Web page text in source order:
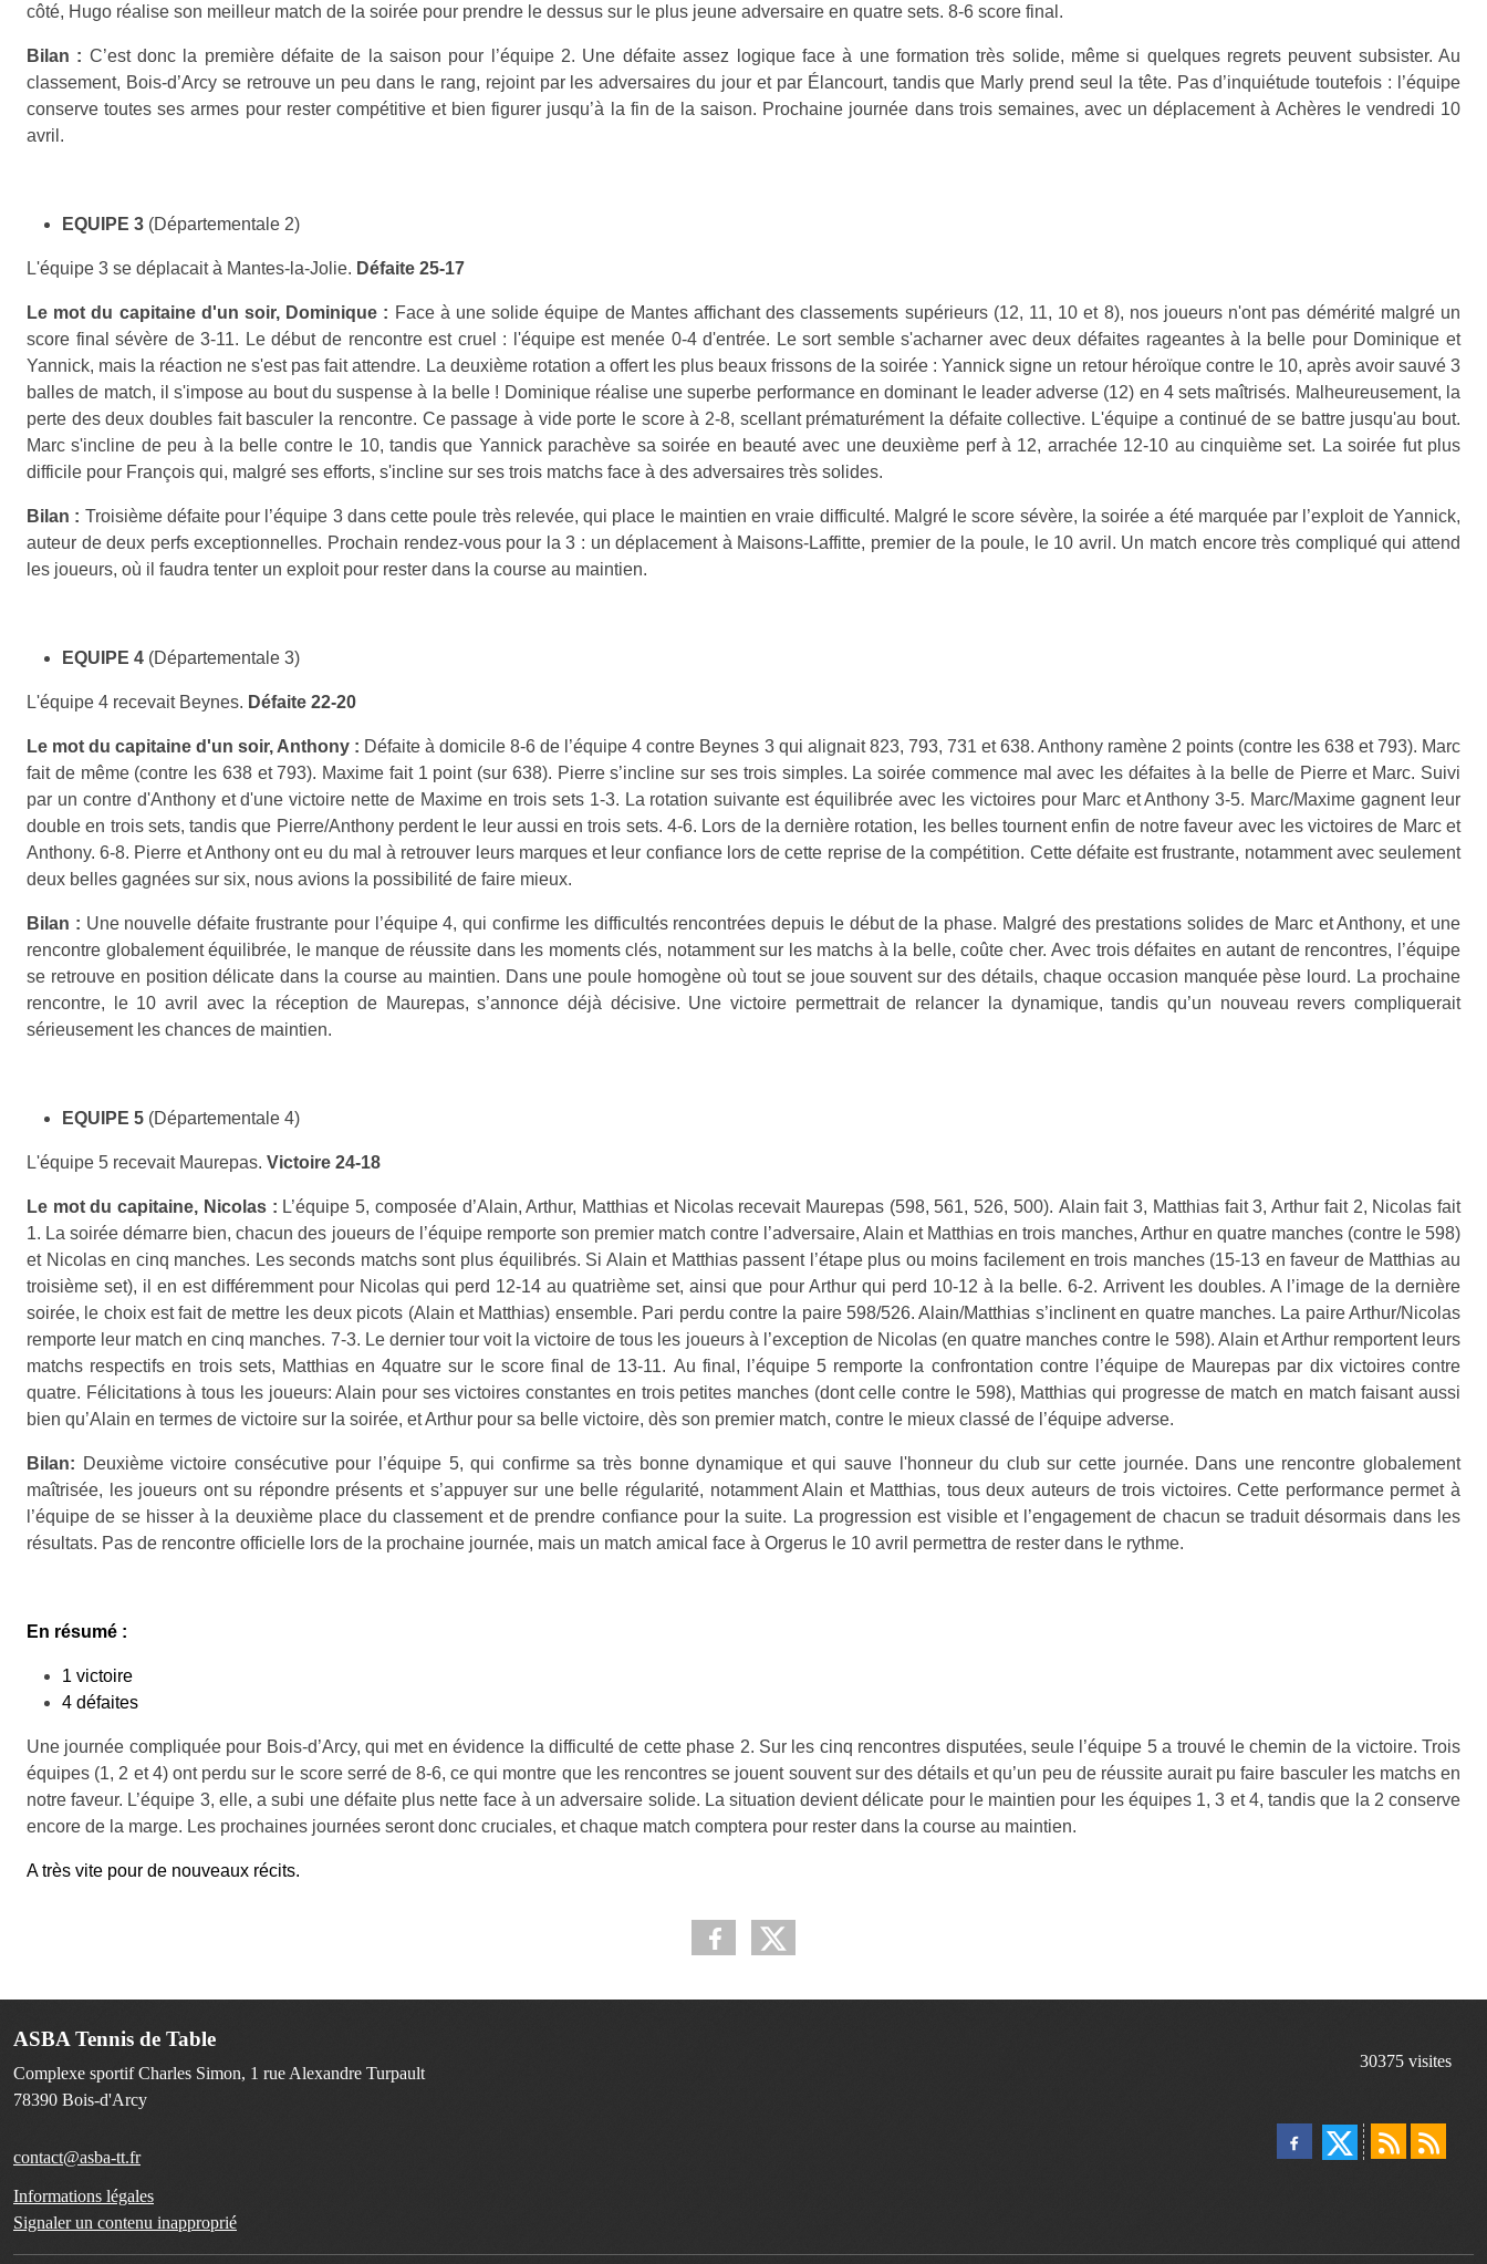
côté, Hugo réalise son meilleur match de la soirée pour prendre le dessus sur le plus jeune adversaire en quatre sets. 8-6 score final.
Bilan : C’est donc la première défaite de la saison pour l’équipe 2. Une défaite assez logique face à une formation très solide, même si quelques regrets peuvent subsister. Au
classement, Bois-d’Arcy se retrouve un peu dans le rang, rejoint par les adversaires du jour et par Élancourt, tandis que Marly prend seul la tête. Pas d’inquiétude toutefois : l’équipe
conserve toutes ses armes pour rester compétitive et bien figurer jusqu’à la fin de la saison. Prochaine journée dans trois semaines, avec un déplacement à Achères le vendredi 10
avril.
EQUIPE 3 (Départementale 2)
L'équipe 3 se déplacait à Mantes-la-Jolie. Défaite 25-17
Le mot du capitaine d'un soir, Dominique : Face à une solide équipe de Mantes affichant des classements supérieurs (12, 11, 10 et 8), nos joueurs n'ont pas démérité malgré un
score final sévère de 3-11. Le début de rencontre est cruel : l'équipe est menée 0-4 d'entrée. Le sort semble s'acharner avec deux défaites rageantes à la belle pour Dominique et
Yannick, mais la réaction ne s'est pas fait attendre. La deuxième rotation a offert les plus beaux frissons de la soirée : Yannick signe un retour héroïque contre le 10, après avoir sauvé 3
balles de match, il s'impose au bout du suspense à la belle ! Dominique réalise une superbe performance en dominant le leader adverse (12) en 4 sets maîtrisés. Malheureusement, la
perte des deux doubles fait basculer la rencontre. Ce passage à vide porte le score à 2-8, scellant prématurément la défaite collective. L'équipe a continué de se battre jusqu'au bout.
Marc s'incline de peu à la belle contre le 10, tandis que Yannick parachève sa soirée en beauté avec une deuxième perf à 12, arrachée 12-10 au cinquième set. La soirée fut plus
difficile pour François qui, malgré ses efforts, s'incline sur ses trois matchs face à des adversaires très solides.
Bilan : Troisième défaite pour l’équipe 3 dans cette poule très relevée, qui place le maintien en vraie difficulté. Malgré le score sévère, la soirée a été marquée par l’exploit de Yannick,
auteur de deux perfs exceptionnelles. Prochain rendez-vous pour la 3 : un déplacement à Maisons-Laffitte, premier de la poule, le 10 avril. Un match encore très compliqué qui attend
les joueurs, où il faudra tenter un exploit pour rester dans la course au maintien.
EQUIPE 4 (Départementale 3)
L'équipe 4 recevait Beynes. Défaite 22-20
Le mot du capitaine d'un soir, Anthony : Défaite à domicile 8-6 de l’équipe 4 contre Beynes 3 qui alignait 823, 793, 731 et 638. Anthony ramène 2 points (contre les 638 et 793). Marc
fait de même (contre les 638 et 793). Maxime fait 1 point (sur 638). Pierre s’incline sur ses trois simples. La soirée commence mal avec les défaites à la belle de Pierre et Marc. Suivi
par un contre d'Anthony et d'une victoire nette de Maxime en trois sets 1-3. La rotation suivante est équilibrée avec les victoires pour Marc et Anthony 3-5. Marc/Maxime gagnent leur
double en trois sets, tandis que Pierre/Anthony perdent le leur aussi en trois sets. 4-6. Lors de la dernière rotation, les belles tournent enfin de notre faveur avec les victoires de Marc et
Anthony. 6-8. Pierre et Anthony ont eu du mal à retrouver leurs marques et leur confiance lors de cette reprise de la compétition. Cette défaite est frustrante, notamment avec seulement
deux belles gagnées sur six, nous avions la possibilité de faire mieux.
Bilan : Une nouvelle défaite frustrante pour l’équipe 4, qui confirme les difficultés rencontrées depuis le début de la phase. Malgré des prestations solides de Marc et Anthony, et une
rencontre globalement équilibrée, le manque de réussite dans les moments clés, notamment sur les matchs à la belle, coûte cher.Avec trois défaites en autant de rencontres, l’équipe
se retrouve en position délicate dans la course au maintien. Dans une poule homogène où tout se joue souvent sur des détails, chaque occasion manquée pèse lourd. La prochaine
rencontre, le 10 avril avec la réception de Maurepas, s’annonce déjà décisive. Une victoire permettrait de relancer la dynamique, tandis qu’un nouveau revers compliquerait
sérieusement les chances de maintien.
EQUIPE 5 (Départementale 4)
L'équipe 5 recevait Maurepas. Victoire 24-18
Le mot du capitaine, Nicolas : L’équipe 5, composée d’Alain, Arthur, Matthias et Nicolas recevait Maurepas (598, 561, 526, 500). Alain fait 3, Matthias fait 3, Arthur fait 2, Nicolas fait
1. La soirée démarre bien, chacun des joueurs de l’équipe remporte son premier match contre l’adversaire, Alain et Matthias en trois manches, Arthur en quatre manches (contre le 598)
et Nicolas en cinq manches. Les seconds matchs sont plus équilibrés. Si Alain et Matthias passent l’étape plus ou moins facilement en trois manches (15-13 en faveur de Matthias au
troisième set), il en est différemment pour Nicolas qui perd 12-14 au quatrième set, ainsi que pour Arthur qui perd 10-12 à la belle. 6-2. Arrivent les doubles. A l’image de la dernière
soirée, le choix est fait de mettre les deux picots (Alain et Matthias) ensemble. Pari perdu contre la paire 598/526. Alain/Matthias s’inclinent en quatre manches. La paire Arthur/Nicolas
remporte leur match en cinq manches. 7-3. Le dernier tour voit la victoire de tous les joueurs à l’exception de Nicolas (en quatre manches contre le 598). Alain et Arthur remportent leurs
matchs respectifs en trois sets, Matthias en 4quatre sur le score final de 13-11. Au final, l’équipe 5 remporte la confrontation contre l’équipe de Maurepas par dix victoires contre
quatre. Félicitations à tous les joueurs: Alain pour ses victoires constantes en trois petites manches (dont celle contre le 598), Matthias qui progresse de match en match faisant aussi
bien qu’Alain en termes de victoire sur la soirée, et Arthur pour sa belle victoire, dès son premier match, contre le mieux classé de l’équipe adverse.
Bilan: Deuxième victoire consécutive pour l’équipe 5, qui confirme sa très bonne dynamique et qui sauve l'honneur du club sur cette journée. Dans une rencontre globalement
maîtrisée, les joueurs ont su répondre présents et s’appuyer sur une belle régularité, notamment Alain et Matthias, tous deux auteurs de trois victoires.Cette performance permet à
l’équipe de se hisser à la deuxième place du classement et de prendre confiance pour la suite. La progression est visible et l’engagement de chacun se traduit désormais dans les
résultats. Pas de rencontre officielle lors de la prochaine journée, mais un match amical face à Orgerus le 10 avril permettra de rester dans le rythme.
En résumé :
1 victoire
4 défaites
Une journée compliquée pour Bois-d’Arcy, qui met en évidence la difficulté de cette phase 2. Sur les cinq rencontres disputées, seule l’équipe 5 a trouvé le chemin de la victoire. Trois
équipes (1, 2 et 4) ont perdu sur le score serré de 8-6, ce qui montre que les rencontres se jouent souvent sur des détails et qu’un peu de réussite aurait pu faire basculer les matchs en
notre faveur. L’équipe 3, elle, a subi une défaite plus nette face à un adversaire solide. La situation devient délicate pour le maintien pour les équipes 1, 3 et 4, tandis que la 2 conserve
encore de la marge. Les prochaines journées seront donc cruciales, et chaque match comptera pour rester dans la course au maintien.
A très vite pour de nouveaux récits.
ASBA Tennis de Table
Complexe sportif Charles Simon, 1 rue Alexandre Turpault
78390 Bois-d'Arcy
contact@asba-tt.fr
Informations légales
Signaler un contenu inapproprié
30375 visites